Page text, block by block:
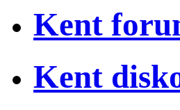
Kent
Kent